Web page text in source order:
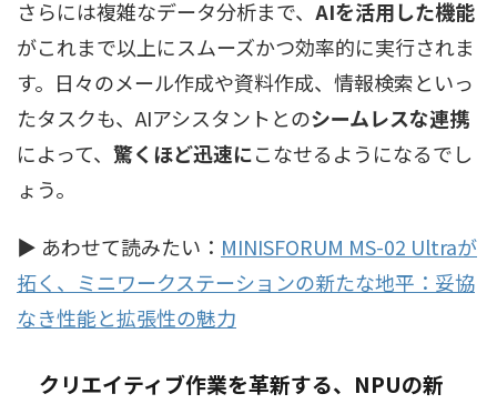
さらには複雑なデータ分析まで、 AIを活用した機能
がこれまで以上にスムーズかつ効率的に実行されま
す。日々のメール作成や資料作成、情報検索といっ
たタスクも、AIアシスタントとのシームレスな連携
によって、 驚くほど迅速にこなせるようになるでし
ょう。
▶ あわせて読みたい： MINISFORUM MS-02 Ultraが
拓く、ミニワークステーションの新たな地平：妥協
なき性能と拡張性の魅力
クリエイティブ作業を革新する、NPUの新